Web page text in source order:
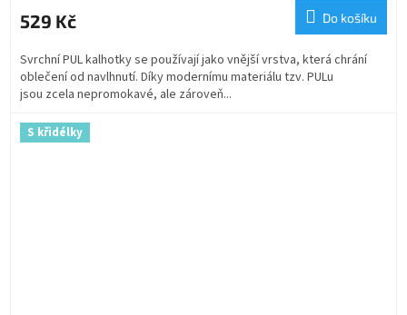
529 Kč Do košíku
Svrchní PUL kalhotky se používají jako vnější vrstva, která chrání
oblečení od navlhnutí. Díky modernímu materiálu tzv. PULu
jsou zcela nepromokavé, ale zároveň...
S křidélky